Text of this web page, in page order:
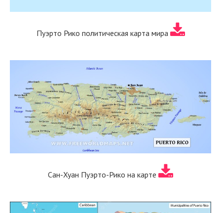
Пуэрто Рико политическая карта мира
Сан-Хуан Пуэрто-Рико на карте